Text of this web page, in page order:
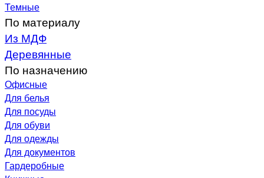
Темные
По материалу
Из МДФ
Деревянные
По назначению
Офисные
Для белья
Для посуды
Для обуви
Для одежды
Для документов
Гардеробные